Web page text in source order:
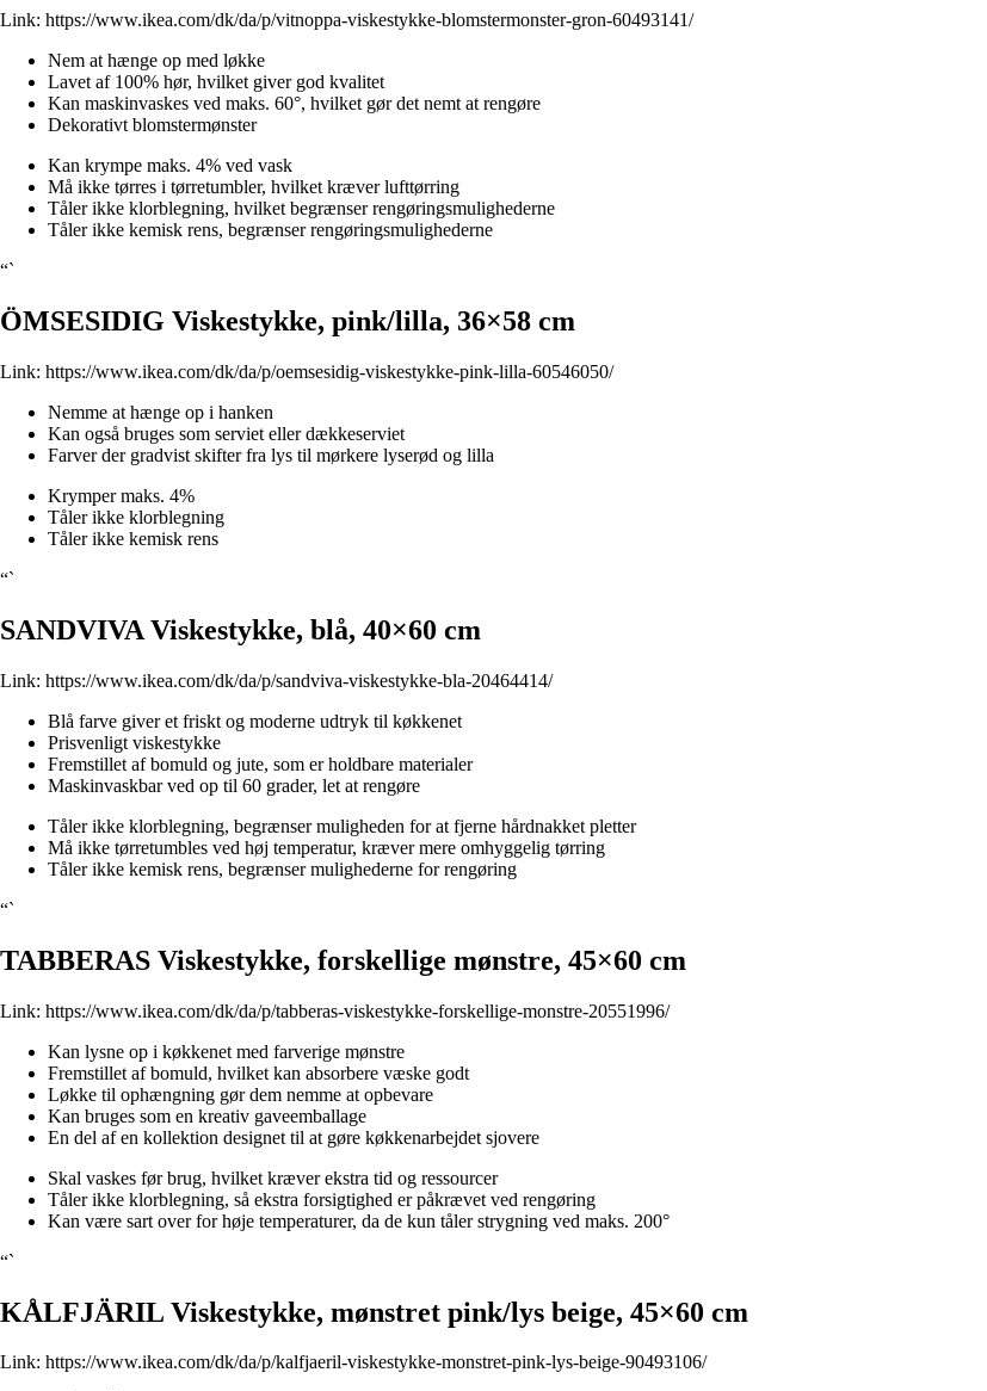
Link: https://www.ikea.com/dk/da/p/vitnoppa-viskestykke-blomstermonster-gron-60493141/
Nem at hænge op med løkke
Lavet af 100% hør, hvilket giver god kvalitet
Kan maskinvaskes ved maks. 60°, hvilket gør det nemt at rengøre
Dekorativt blomstermønster
Kan krympe maks. 4% ved vask
Må ikke tørres i tørretumbler, hvilket kræver lufttørring
Tåler ikke klorblegning, hvilket begrænser rengøringsmulighederne
Tåler ikke kemisk rens, begrænser rengøringsmulighederne
“`
ÖMSESIDIG Viskestykke, pink/lilla, 36×58 cm
Link: https://www.ikea.com/dk/da/p/oemsesidig-viskestykke-pink-lilla-60546050/
Nemme at hænge op i hanken
Kan også bruges som serviet eller dækkeserviet
Farver der gradvist skifter fra lys til mørkere lyserød og lilla
Krymper maks. 4%
Tåler ikke klorblegning
Tåler ikke kemisk rens
“`
SANDVIVA Viskestykke, blå, 40×60 cm
Link: https://www.ikea.com/dk/da/p/sandviva-viskestykke-bla-20464414/
Blå farve giver et friskt og moderne udtryk til køkkenet
Prisvenligt viskestykke
Fremstillet af bomuld og jute, som er holdbare materialer
Maskinvaskbar ved op til 60 grader, let at rengøre
Tåler ikke klorblegning, begrænser muligheden for at fjerne hårdnakket pletter
Må ikke tørretumbles ved høj temperatur, kræver mere omhyggelig tørring
Tåler ikke kemisk rens, begrænser mulighederne for rengøring
“`
TABBERAS Viskestykke, forskellige mønstre, 45×60 cm
Link: https://www.ikea.com/dk/da/p/tabberas-viskestykke-forskellige-monstre-20551996/
Kan lysne op i køkkenet med farverige mønstre
Fremstillet af bomuld, hvilket kan absorbere væske godt
Løkke til ophængning gør dem nemme at opbevare
Kan bruges som en kreativ gaveemballage
En del af en kollektion designet til at gøre køkkenarbejdet sjovere
Skal vaskes før brug, hvilket kræver ekstra tid og ressourcer
Tåler ikke klorblegning, så ekstra forsigtighed er påkrævet ved rengøring
Kan være sart over for høje temperaturer, da de kun tåler strygning ved maks. 200°
“`
KÅLFJÄRIL Viskestykke, mønstret pink/lys beige, 45×60 cm
Link: https://www.ikea.com/dk/da/p/kalfjaeril-viskestykke-monstret-pink-lys-beige-90493106/